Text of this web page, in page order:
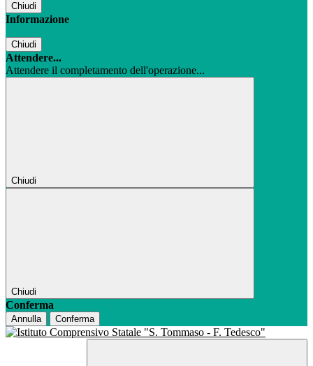
Chiudi
Informazione
Chiudi
Attendere...
Attendere il completamento dell'operazione...
Chiudi
Chiudi
Conferma
Annulla Conferma